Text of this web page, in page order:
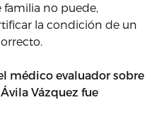
familia no puede,
la condición de un
médico evaluador sobre
Vázquez fue